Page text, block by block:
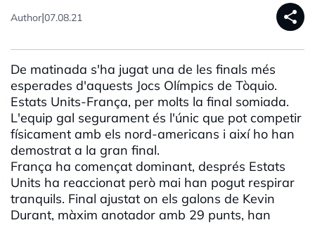
Author|07.08.21 share
De matinada s'ha jugat una de les finals més
esperades d'aquests Jocs Olímpics de Tòquio.
Estats Units-França, per molts la final somiada.
L'equip gal segurament és l'únic que pot competir
físicament amb els nord-americans i així ho han
demostrat a la gran final.
França ha començat dominant, després Estats
Units ha reaccionat però mai han pogut respirar
tranquils. Final ajustat on els galons de Kevin
Durant, màxim anotador amb 29 punts, han